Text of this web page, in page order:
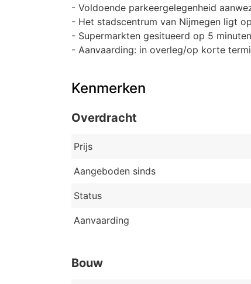
- Voldoende parkeergelegenheid
- Het stadscentrum van Nijmegen ligt
- Supermarkten gesitueerd op 5
- Aanvaarding: in overleg/op korte
Kenmerken
Overdracht
Prijs
Aangeboden sinds
Status
Aanvaarding
Bouw